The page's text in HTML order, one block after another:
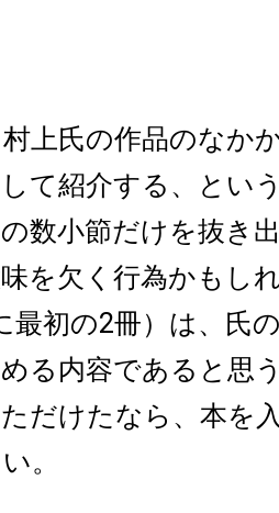
上氏の作品のなか
て紹介する、とい
数小節だけを抜き
を欠く行為かもし
最初の2冊）は、氏
る内容であると思
だけたなら、本を
。